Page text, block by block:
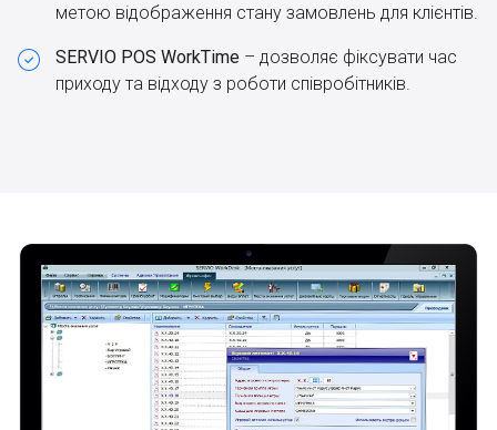
метою відображення стану замовлень для клієнтів.
SERVIO POS WorkTime – дозволяє фіксувати час
приходу та відходу з роботи співробітників.